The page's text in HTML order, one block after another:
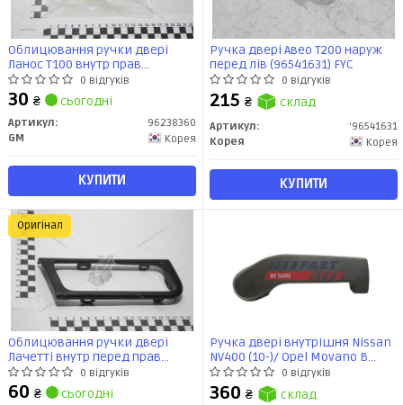
Облицювання ручки двері
Ланос Т100 внутр прав
(96238360) GM0 відгуків
30 ₴ сьогодні
Артикул:
96238360
GM
Корея
КУПИТИ
Ручка двері Авео Т200 наруж
перед лів (96541631) FYC
0 відгуків
215 ₴ склад
Артикул:
'96541631
Корея
Корея
КУПИТИ
Облицювання ручки двері
Лачетті внутр перед прав
(96548325) GM0 відгуків
60 ₴ сьогодні
Оригінал
Ручка двері внутрішня Nissan
NV400 (10-)/ Opel Movano B
(10-)/Renault Master III (10-)
(FT94405) Fast
0 відгуків
360 ₴ склад